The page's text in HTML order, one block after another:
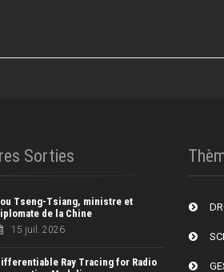
Sorties
Tseng-Tsiang, ministre et
de la Chine
15 juil. 2026
Ray Tracing for Radio